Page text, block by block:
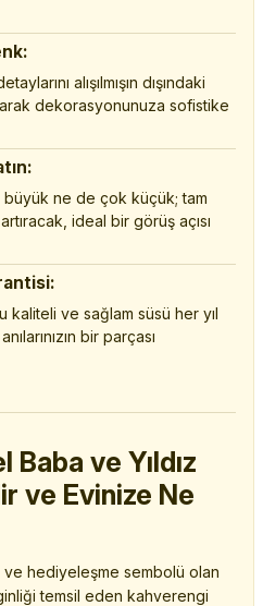
alışılmışın dışındaki
dekorasyonunuza sofistike
büyük ne de çok küçük; tam
ideal bir görüş açısı
ve sağlam süsü her yıl
bir parçası
ve Yıldız
ve Evinize Ne
ve hediyeleşme sembolü olan
temsil eden kahverengi